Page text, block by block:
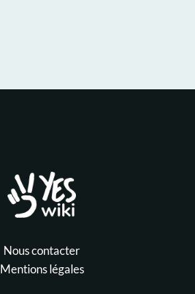
Nous contacter
Mentions légales